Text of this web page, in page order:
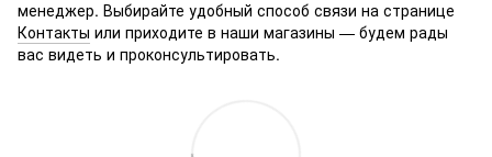
менеджер. Выбирайте удобный способ связи на странице
Контакты или приходите в наши магазины — будем рады
вас видеть и проконсультировать.